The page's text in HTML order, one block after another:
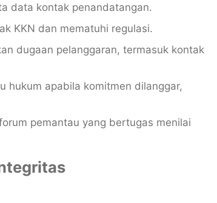
data kontak penandatangan.
KKN dan mematuhi regulasi.
dugaan pelanggaran, termasuk kontak
hukum apabila komitmen dilanggar,
pemantau yang bertugas menilai